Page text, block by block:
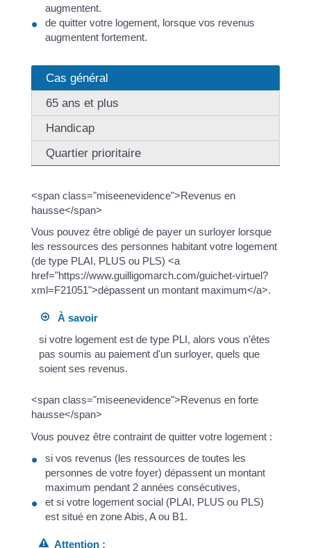
augmentent.
de quitter votre logement, lorsque vos revenus
augmentent fortement.
Cas général
65 ans et plus
Handicap
Quartier prioritaire
<span class="miseenevidence">Revenus en
hausse</span>
Vous pouvez être obligé de payer un surloyer lorsque
les ressources des personnes habitant votre logement
(de type PLAI, PLUS ou PLS) <a
href="https://www.guilligomarch.com/guichet-virtuel?
xml=F21051">dépassent un montant maximum</a>.
À savoir
si votre logement est de type PLI, alors vous n'êtes
pas soumis au paiement d'un surloyer, quels que
soient ses revenus.
<span class="miseenevidence">Revenus en forte
hausse</span>
Vous pouvez être contraint de quitter votre logement :
si vos revenus (les ressources de toutes les
personnes de votre foyer) dépassent un montant
maximum pendant 2 années consécutives,
et si votre logement social (PLAI, PLUS ou PLS)
est situé en zone Abis, A ou B1.
Attention :